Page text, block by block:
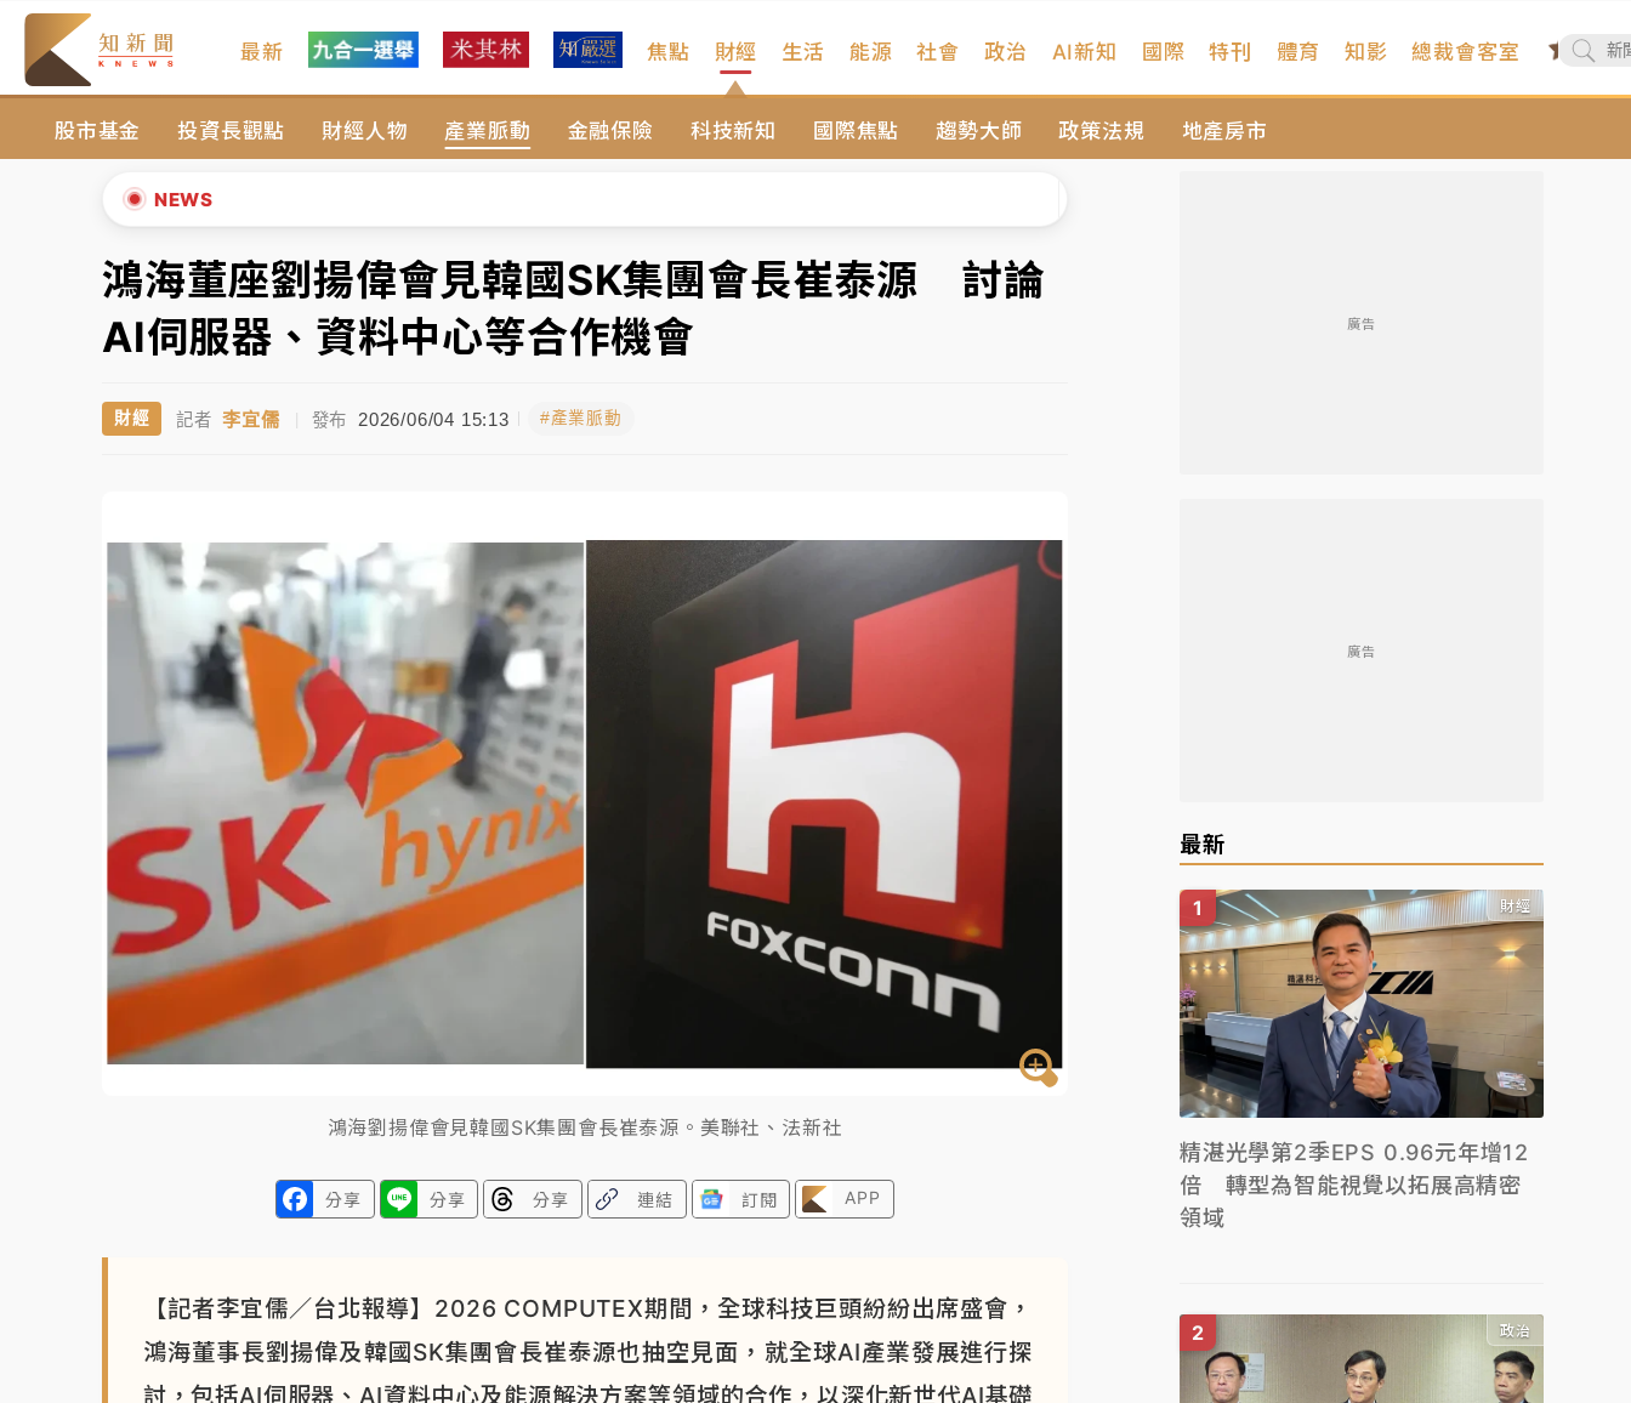
最新 焦點 財經
股市基金 投資長觀點 財經人物 產業脈動 金融保險 科技新知 國際焦點 趨勢大師 政策法規 地產房市
生活 能源 社會 政治 AI新知 國際 特刊 體育 知影 總裁會客室
NEWS
台積電殺35元、台股跌近300點 被動元件、低軌衛星及載板皆走弱
中信慈善基金會想增加董事人數！辜仲諒向法院聲請遭駁 理由曝光
故宮《龍藏經》特展第2檔！今線上預約開賣一度塞車 周六起展出延長至晚上7時
台東農業處長涉圖利渡假村！東檢抗告成功 今重開羈押庭
女律師陳昱瑄詐慈濟10億！黃金158kg遭查扣畫面曝光
中信慈善基金會想增加董事人數！辜仲諒向法院聲請遭駁 理由曝光
故宮《龍藏經》特展第2檔！今線上預約開賣一度塞車 周六起展出延長至晚上7時
台東農業處長涉圖利渡假村！東檢抗告成功 今重開羈押庭
父親節泡湯了！中颱白海豚雨彈轟3天 「紅到發紫」降雨熱區曝
▲
鴻海董座劉揚偉會見韓國SK集團會長崔泰源 討論
AI伺服器、資料中心等合作機會
財經 記者 李宜儒 | 發布 2026/06/04 15:13 #產業脈動
鴻海劉揚偉會見韓國SK集團會長崔泰源。美聯社、法新社
分享 分享 分享 連結 訂閱 APP
【記者李宜儒／台北報導】2026 COMPUTEX期間，全球科技巨頭紛紛出席盛會，
鴻海董事長劉揚偉及韓國SK集團會長崔泰源也抽空見面，就全球AI產業發展進行探
討，包括AI伺服器、AI資料中心及能源解決方案等領域的合作，以深化新世代AI基礎
廣告
廣告
最新
財經
精湛光學第2季EPS 0.96元年增12
倍 轉型為智能視覺以拓展高精密
領域
政治